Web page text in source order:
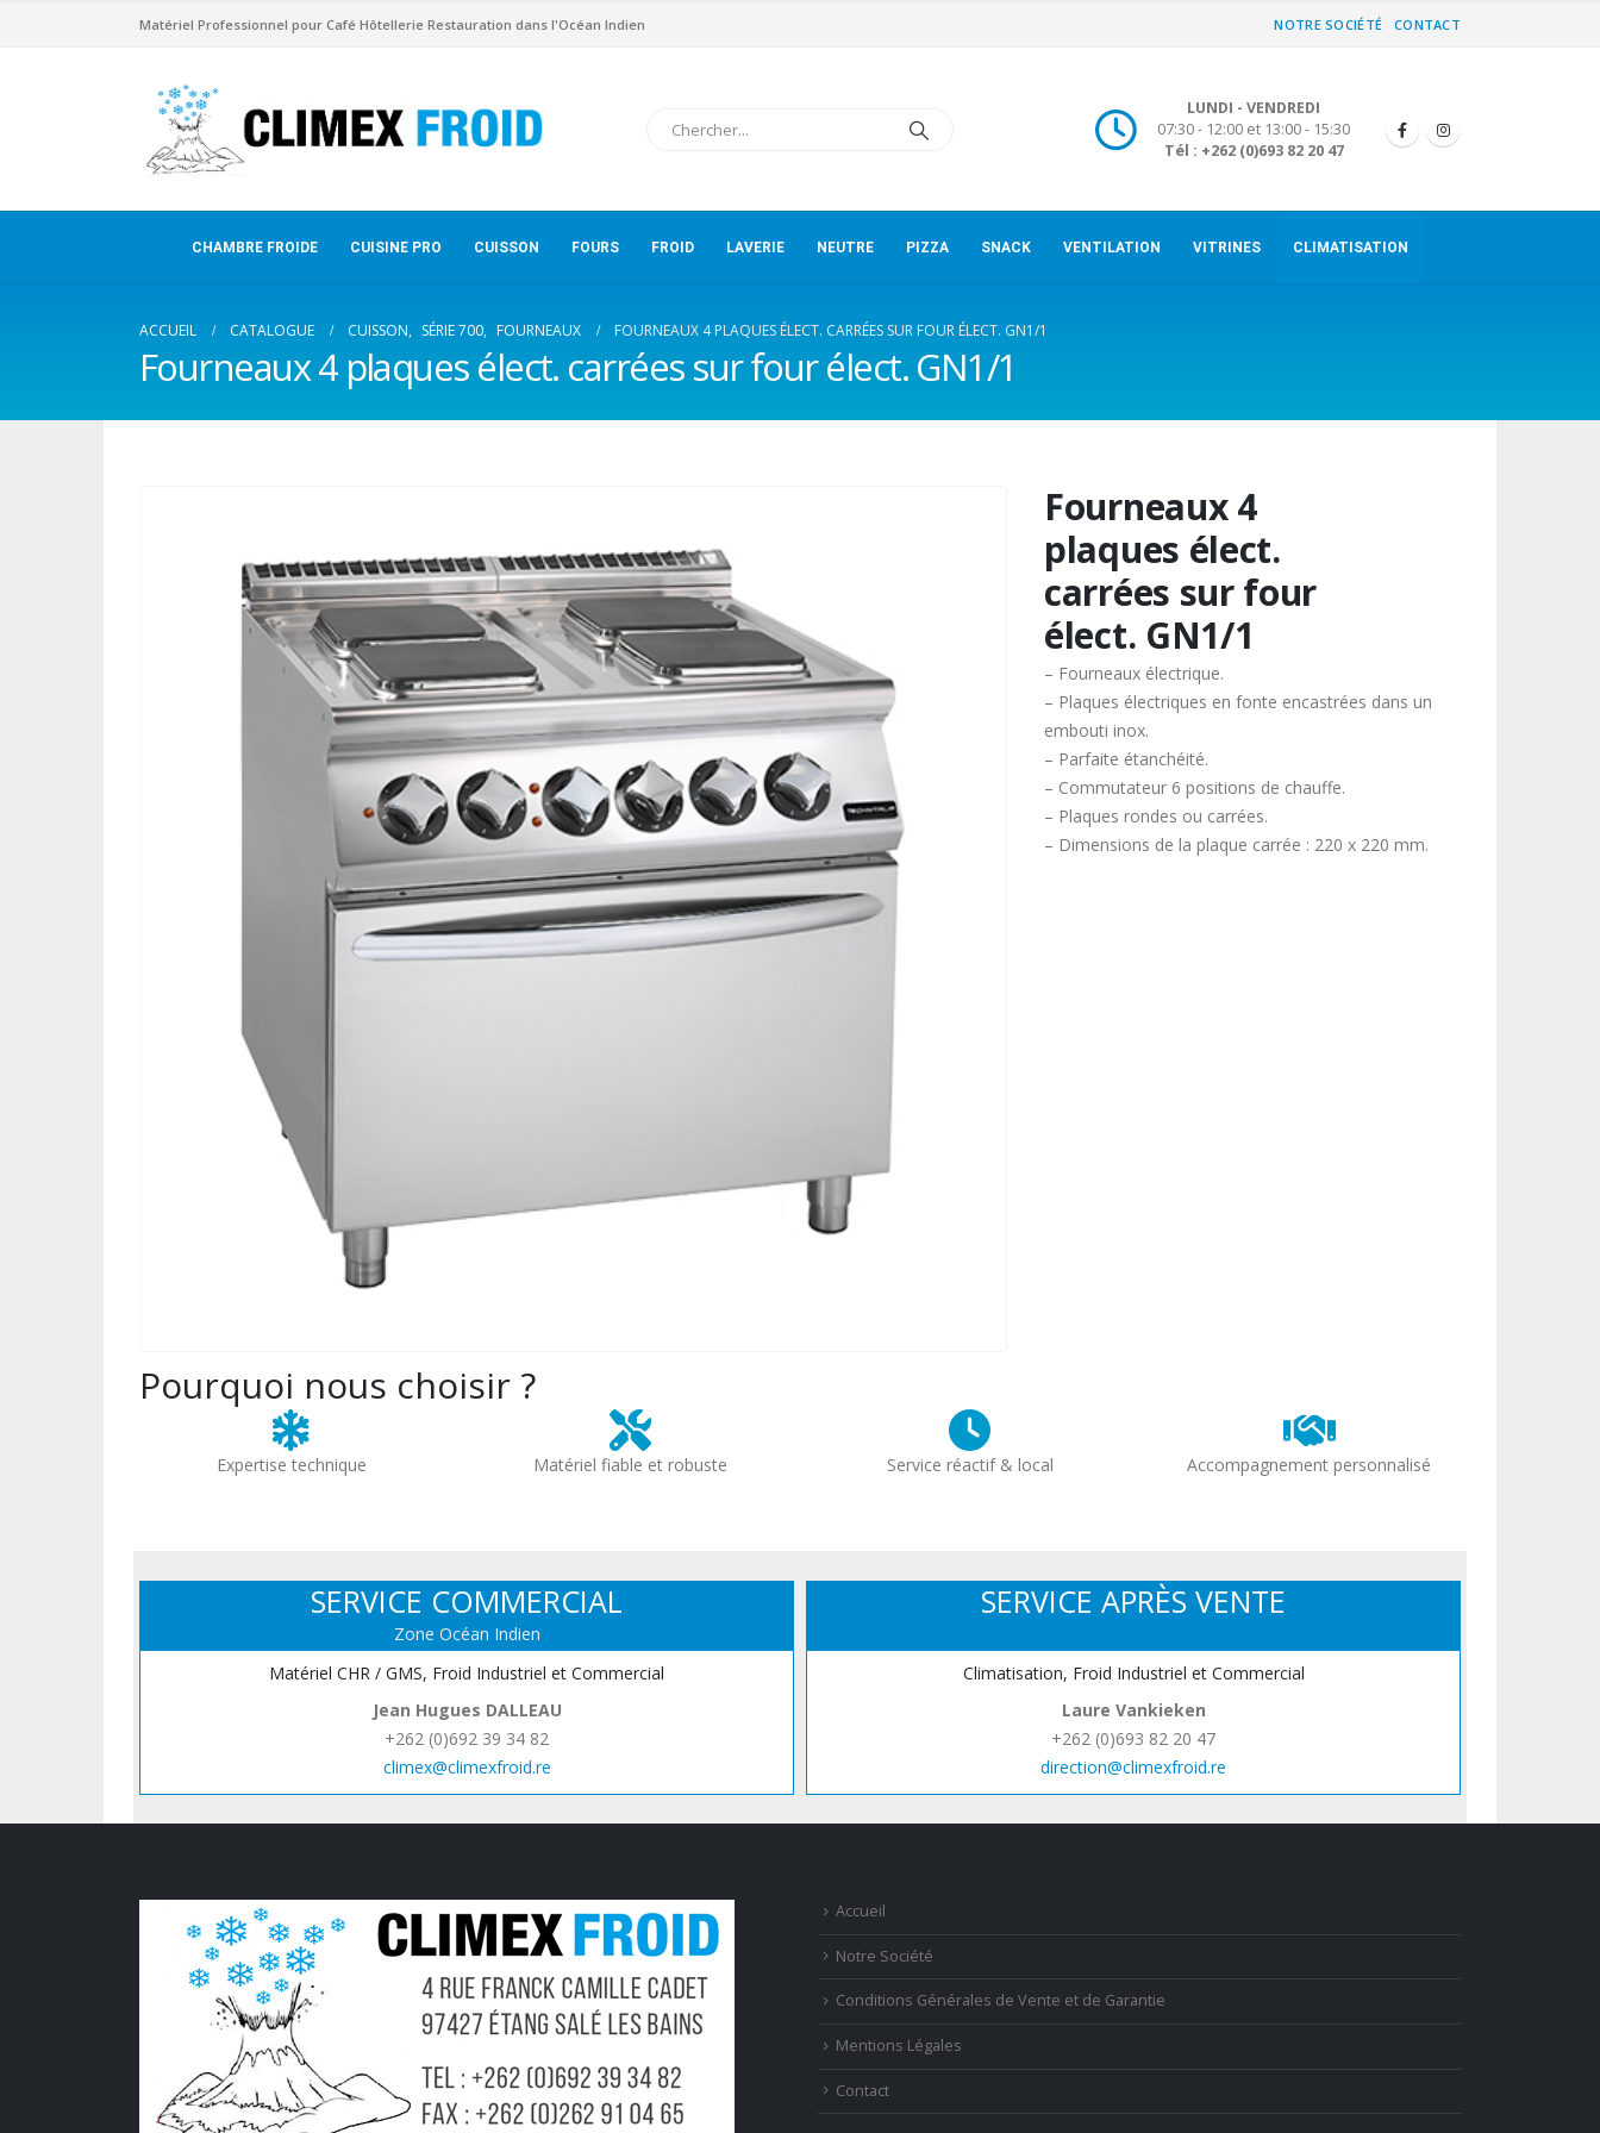
Matériel Professionnel pour Café Hôtellerie Restauration dans l'Océan Indien NOTRE SOCIÉTÉ CONTACT
LUNDI - VENDREDI
07:30 - 12:00 et 13:00 - 15:30
Tél : +262 (0)693 82 20 47
CHAMBRE FROIDE CUISINE PRO CUISSON FOURS FROID LAVERIE NEUTRE PIZZA SNACK VENTILATION VITRINES CLIMATISATION
ACCUEIL CATALOGUE CUISSON, SÉRIE 700, FOURNEAUX FOURNEAUX 4 PLAQUES ÉLECT. CARRÉES SUR FOUR ÉLECT. GN1/1
Fourneaux 4 plaques élect. carrées sur four élect. GN1/1
Fourneaux 4
plaques élect.
carrées sur four
élect. GN1/1
– Fourneaux électrique.
– Plaques électriques en fonte encastrées dans un
embouti inox.
– Parfaite étanchéité.
– Commutateur 6 positions de chauffe.
– Plaques rondes ou carrées.
– Dimensions de la plaque carrée : 220 x 220 mm.
Pourquoi nous choisir ?
Expertise technique Matériel fiable et robuste Service réactif & local Accompagnement personnalisé
SERVICE COMMERCIAL
Zone Océan Indien
Matériel CHR / GMS, Froid Industriel et Commercial
Jean Hugues DALLEAU
+262 (0)692 39 34 82
climex@climexfroid.re
SERVICE APRÈS VENTE
Climatisation, Froid Industriel et Commercial
Laure Vankieken
+262 (0)693 82 20 47
direction@climexfroid.re
Accueil
Notre Société
Conditions Générales de Vente et de Garantie
Mentions Légales
Contact